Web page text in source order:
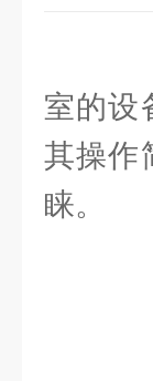
室的设
其操作
睐。